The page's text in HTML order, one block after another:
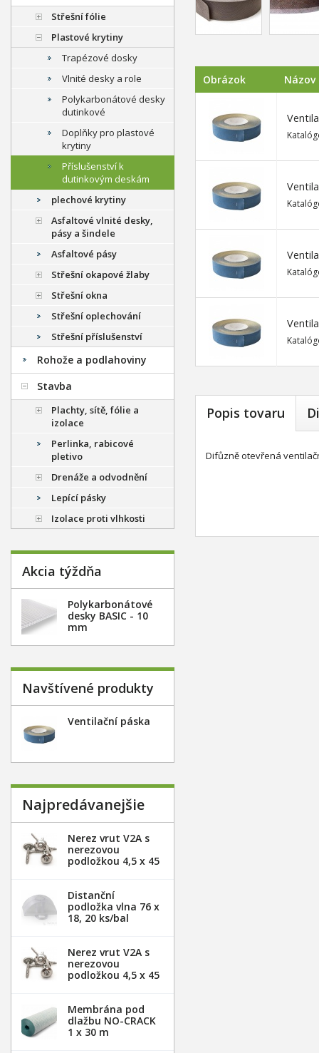
Obrázok Názov
Popis tovaru
Difůzně otevřená
Střešní fólie
Plastové krytiny
Trapézové dosky
Vlnité desky a role
Polykarbonátové desky
dutinkové
Doplňky pro plastové
krytiny
Příslušenství k
dutinkovým deskám
plechové krytiny
Asfaltové vlnité desky,
pásy a šindele
Asfaltové pásy
Střešní okapové žlaby
Střešní okna
Střešní oplechování
Střešní příslušenství
Rohože a podlahoviny
Stavba
Plachty, sítě, fólie a
izolace
Perlinka, rabicové
pletivo
Drenáže a odvodnění
Lepící pásky
Izolace proti vlhkosti
Akcia týždňa
Polykarbonátové
desky BASIC - 10
mm
Navštívené produkty
Ventilační páska
Najpredávanejšie
Nerez vrut V2A s
nerezovou
podložkou 4,5 x 45
Distanční
podložka vlna 76 x
18, 20 ks/bal
Nerez vrut V2A s
nerezovou
podložkou 4,5 x 45
Membrána pod
dlažbu NO-CRACK
1 x 30 m